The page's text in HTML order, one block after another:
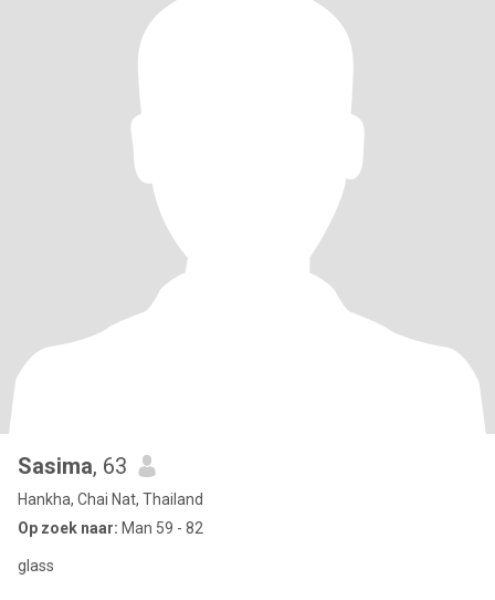
Sasima, 63
Hankha, Chai Nat, Thailand
Op zoek naar: Man 59 - 82
glass